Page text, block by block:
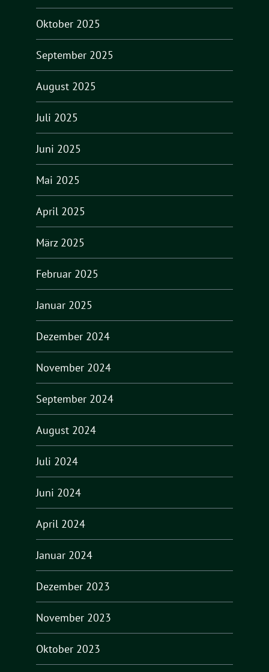
Oktober 2025
September 2025
August 2025
Juli 2025
Juni 2025
Mai 2025
April 2025
März 2025
Februar 2025
Januar 2025
Dezember 2024
November 2024
September 2024
August 2024
Juli 2024
Juni 2024
April 2024
Januar 2024
Dezember 2023
November 2023
Oktober 2023